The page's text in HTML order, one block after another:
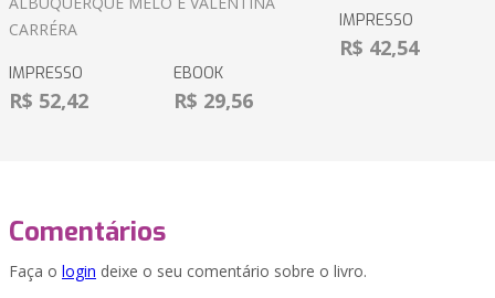
CARRÉRA
IMPRESSO
R$ 52,42
EBOOK
R$ 29,56
IMPRESSO
R$ 42,54
Comentários
Faça o login deixe o seu comentário sobre o livro.